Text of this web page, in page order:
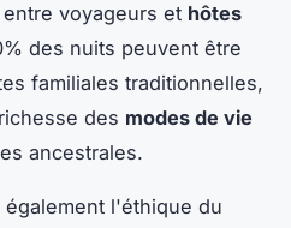
voyageurs et hôtes
des nuits peuvent être
familiales traditionnelles,
des modes de vie
ancestrales.
l'éthique du